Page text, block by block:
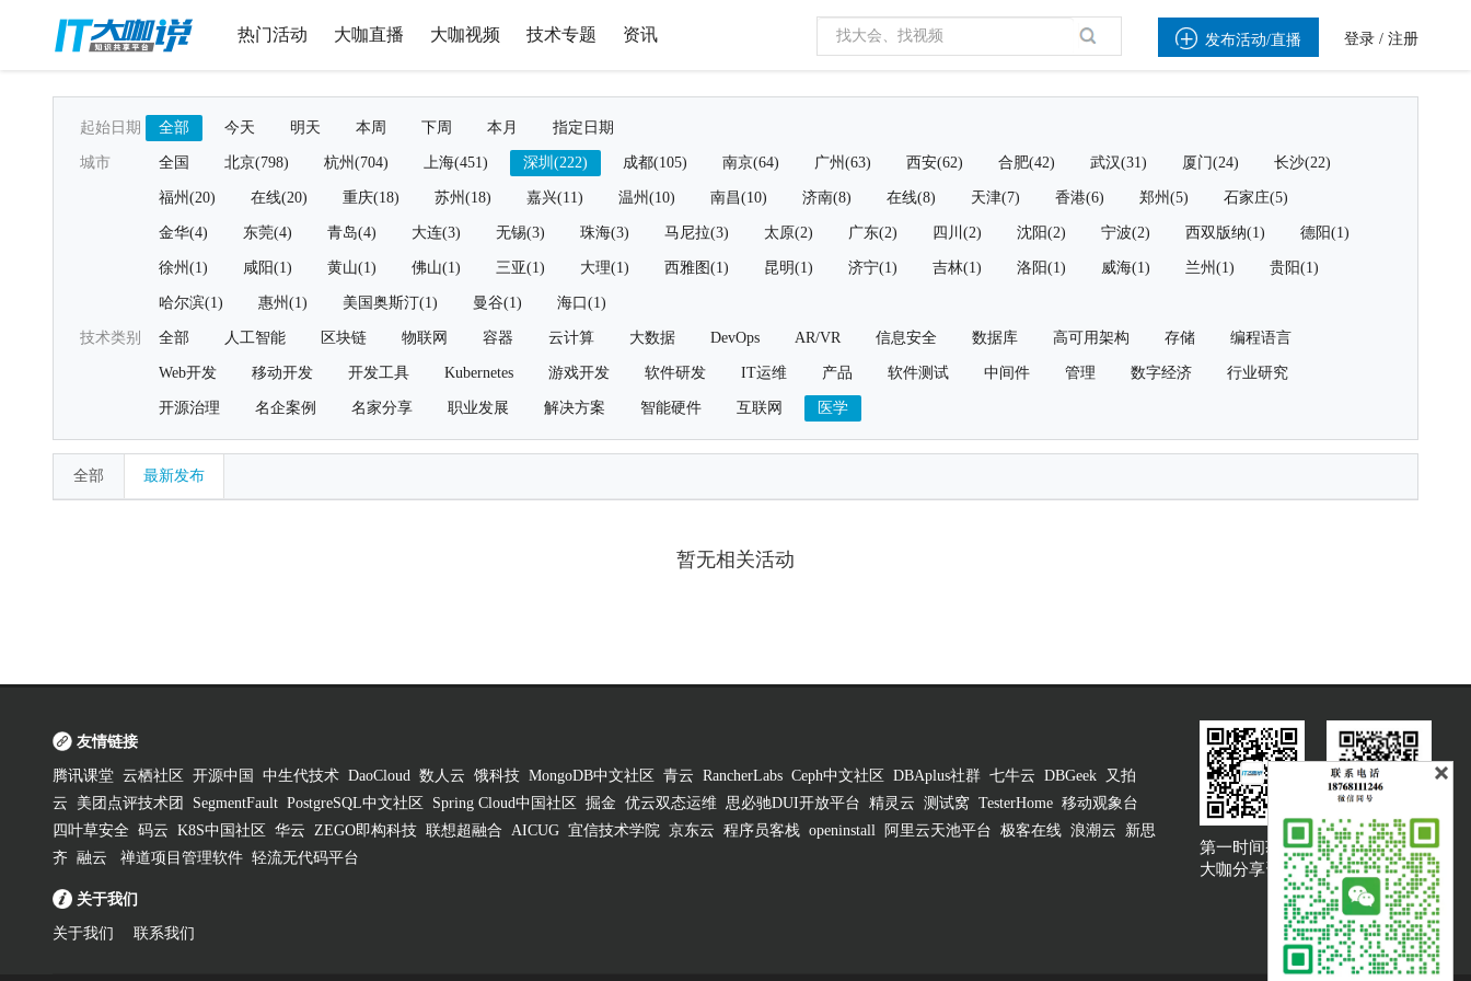
热门活动 大咖直播 大咖视频 技术专题 资讯  发布活动/直播 登录 / 注册
起始日期 全部 今天 明天 本周 下周 本月 指定日期
城市 全国 北京(798) 杭州(704) 上海(451) 深圳(222) 成都(105) 南京(64) 广州(63) 西安(62) 合肥(42) 武汉(31) 厦门(24) 长沙(22)
福州(20) 在线(20) 重庆(18) 苏州(18) 嘉兴(11) 温州(10) 南昌(10) 济南(8) 在线(8) 天津(7) 香港(6) 郑州(5) 石家庄(5)
金华(4) 东莞(4) 青岛(4) 大连(3) 无锡(3) 珠海(3) 马尼拉(3) 太原(2) 广东(2) 四川(2) 沈阳(2) 宁波(2) 西双版纳(1) 德阳(1)
徐州(1) 咸阳(1) 黄山(1) 佛山(1) 三亚(1) 大理(1) 西雅图(1) 昆明(1) 济宁(1) 吉林(1) 洛阳(1) 威海(1) 兰州(1) 贵阳(1)
哈尔滨(1) 惠州(1) 美国奥斯汀(1) 曼谷(1) 海口(1)
技术类别 全部 人工智能 区块链 物联网 容器 云计算 大数据 DevOps AR/VR 信息安全 数据库 高可用架构 存储 编程语言
Web开发 移动开发 开发工具 Kubernetes 游戏开发 软件研发 IT运维 产品 软件测试 中间件 管理 数字经济 行业研究
开源治理 名企案例 名家分享 职业发展 解决方案 智能硬件 互联网 医学
全部 最新发布
暂无相关活动
友情链接
腾讯课堂 云栖社区 开源中国 中生代技术 DaoCloud 数人云 饿科技 MongoDB中文社区 青云 RancherLabs Ceph中文社区 DBAplus社群 七牛云 DBGeek
又拍
云
美团点评技术团 SegmentFault PostgreSQL中文社区 Spring Cloud中国社区 掘金 优云双态运维 思必驰DUI开放平台 精灵云 测试窝 TesterHome 移动观象台
四叶草安全 码云 K8S中国社区 华云 ZEGO即构科技 联想超融合 AICUG 宜信技术学院 京东云 程序员客栈 openinstall 阿里云天池平台 极客在线 浪潮云
新思
齐 融云 禅道项目管理软件 轻流无代码平台
关于我们
关于我们 联系我们
第一时间获取
大咖分享资讯
大咖说吐槽客服